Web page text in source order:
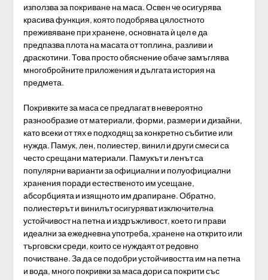
използва за покриване на маса. Освен че осигурява
красива функция, която подобрява цялостното
преживяване при хранене, основната ѝ цел е да
предпазва плота на масата от топлина, разливи и
драскотини. Това просто обяснение обаче замъглява
многобройните приложения и дългата история на
предмета.
Покривките за маса се предлагат в невероятно
разнообразие от материали, форми, размери и дизайни,
като всеки от тях е подходящ за конкретно събитие или
нужда. Памук, лен, полиестер, винил и други смеси са
често срещани материали. Памукът и ленът са
популярни варианти за официални и полуофициални
хранения поради естественото им усещане,
абсорбцията и изящното им драпиране. Обратно,
полиестерът и винилът осигуряват изключителна
устойчивост на петна и издръжливост, което ги прави
идеални за ежедневна употреба, хранене на открито или
търговски среди, които се нуждаят от редовно
почистване. За да се подобри устойчивостта им на петна
и вода, много покривки за маса дори са покрити със